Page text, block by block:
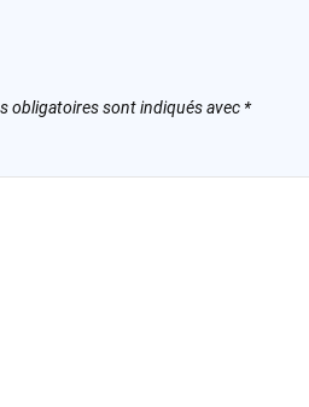
obligatoires sont indiqués avec *